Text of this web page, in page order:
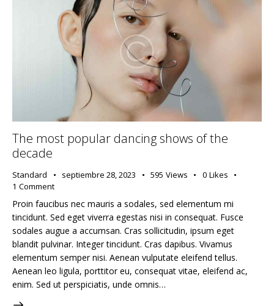
The most popular dancing shows of the
decade
Standard septiembre 28, 2023 595 Views 0 Likes
1 Comment
Proin faucibus nec mauris a sodales, sed elementum mi
tincidunt. Sed eget viverra egestas nisi in consequat. Fusce
sodales augue a accumsan. Cras sollicitudin, ipsum eget
blandit pulvinar. Integer tincidunt. Cras dapibus. Vivamus
elementum semper nisi. Aenean vulputate eleifend tellus.
Aenean leo ligula, porttitor eu, consequat vitae, eleifend ac,
enim. Sed ut perspiciatis, unde omnis…